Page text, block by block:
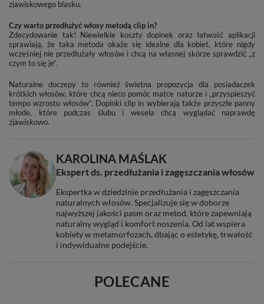
zjawiskowego blasku.
Czy warto przedłużyć włosy metodą clip in?
Zdecydowanie tak! Niewielkie koszty dopinek oraz łatwość aplikacji
sprawiają, że taka metoda okaże się idealne dla kobiet, które nigdy
wcześniej nie przedłużały włosów i chcą na własnej skórze sprawdzić „z
czym to się je”.
Naturalne doczepy to również świetna propozycja dla posiadaczek
krótkich włosów, które chcą nieco pomóc matce naturze i „przyspieszyć
tempo wzrostu włosów”. Dopinki clip in wybierają także przyszłe panny
młode, które podczas ślubu i wesela chcą wyglądać naprawdę
zjawiskowo.
KAROLINA MAŚLAK
Ekspert ds. przedłużania i zagęszczania włosów
Ekspertka w dziedzinie przedłużania i zagęszczania
naturalnych włosów. Specjalizuje się w doborze
najwyższej jakości pasm oraz metod, które zapewniają
naturalny wygląd i komfort noszenia. Od lat wspiera
kobiety w metamorfozach, dbając o estetykę, trwałość
i indywidualne podejście.
POLECANE